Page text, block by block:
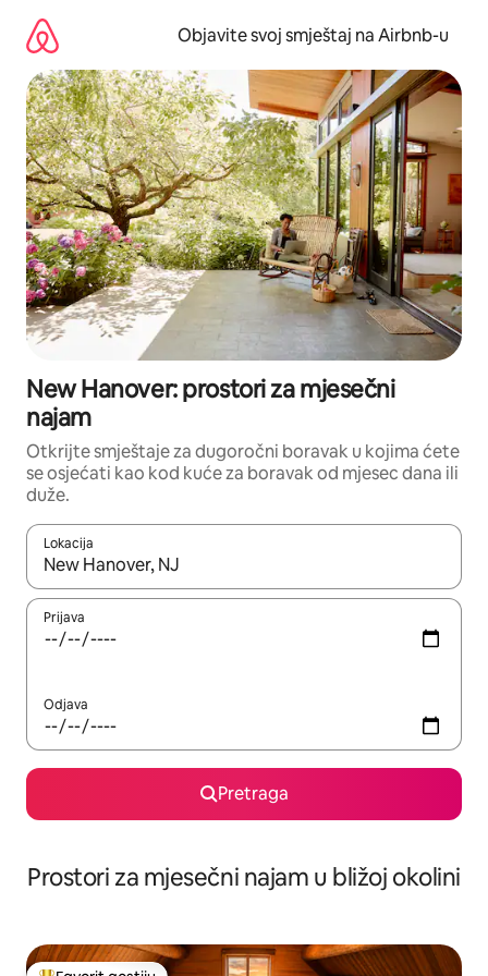
sadržaj
Objavite svoj smještaj na Airbnb-u
New Hanover: prostori za mjesečni
najam
Otkrijte smještaje za dugoročni boravak u kojima ćete
se osjećati kao kod kuće za boravak od mjesec dana ili
duže.
Lokacija
Kad su rezultati dostupni, možete da se krećete kroz njih
Prijava
Odjava
Pretraga
Prostori za mjesečni najam u bližoj okolini